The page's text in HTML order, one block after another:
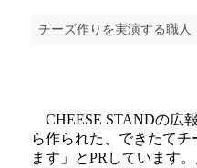
チーズ作りを実演する職人
CHEESE STANDの広
ら作られた、できたて
ます」とPRしています